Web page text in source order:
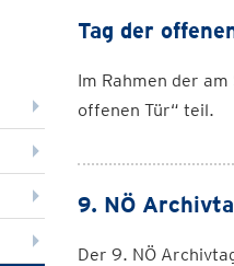
Tag der
Im Rahmen der
offenen Tür“ teil.
9. NÖ
Der 9. NÖ